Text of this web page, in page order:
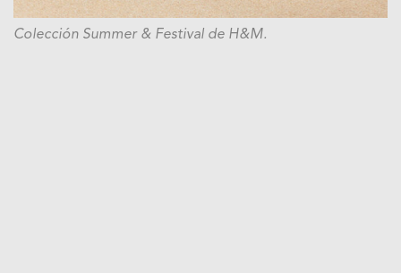
Colección Summer & Festival de H&M.